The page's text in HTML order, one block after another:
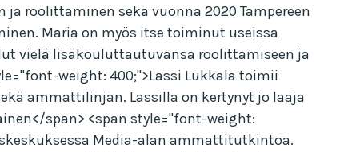
roolittaminen sekä vuonna 2020 Tampereen
Maria on myös itse toiminut useissa
vielä lisäkouluttautuvansa roolittamiseen ja
weight: 400;">Lassi Lukkala toimii
ammattilinjan. Lassilla on kertynyt jo laaja
span> <span style="font-weight:
Media-alan ammattitutkintoa.